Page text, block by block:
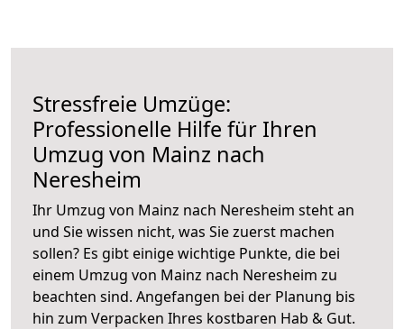
Stressfreie Umzüge:
Professionelle Hilfe für Ihren
Umzug von Mainz nach
Neresheim
Ihr Umzug von Mainz nach Neresheim steht an
und Sie wissen nicht, was Sie zuerst machen
sollen? Es gibt einige wichtige Punkte, die bei
einem Umzug von Mainz nach Neresheim zu
beachten sind. Angefangen bei der Planung bis
hin zum Verpacken Ihres kostbaren Hab & Gut.